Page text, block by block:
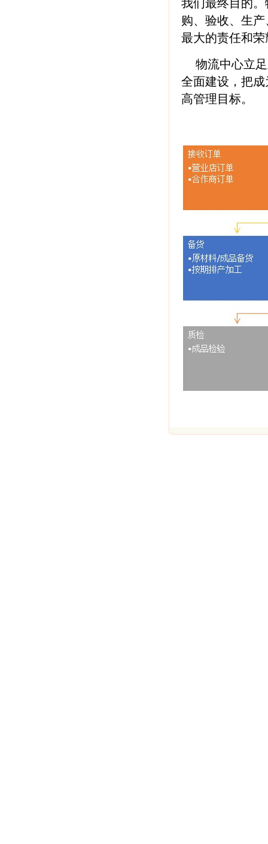
我们最终目的
购、验收、生
最大的责任和荣
物流中心立
全面建设，把
高管理目标。